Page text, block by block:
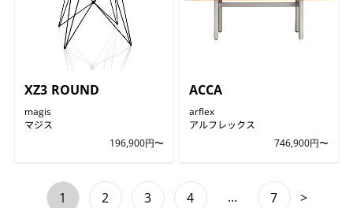
XZ3 ROUND
magis
マジス
196,900円〜
ACCA
arflex
アルフレックス
746,900円〜
1 2 3 4 … 7 >